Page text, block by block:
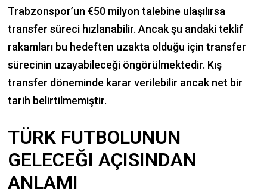
Trabzonspor’un €50 milyon talebine ulaşılırsa
transfer süreci hızlanabilir. Ancak şu andaki teklif
rakamları bu hedeften uzakta olduğu için transfer
sürecinin uzayabileceği öngörülmektedir. Kış
transfer döneminde karar verilebilir ancak net bir
tarih belirtilmemiştir.
TÜRK FUTBOLUNUN
GELECEĞI AÇISINDAN
ANLAMI